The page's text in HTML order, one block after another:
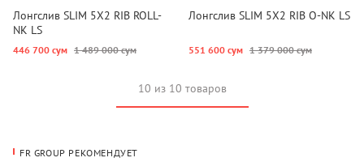
Лонгслив SLIM 5X2 RIB ROLL-
NK LS
446 700 сум 1 489 000 сум
Лонгслив SLIM 5X2 RIB O-NK LS
551 600 сум 1 379 000 сум
10 из 10 товаров
FR GROUP РЕКОМЕНДУЕТ